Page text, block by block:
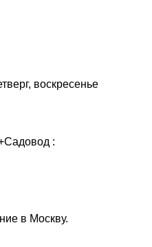
воскресенье
:
в Москву.